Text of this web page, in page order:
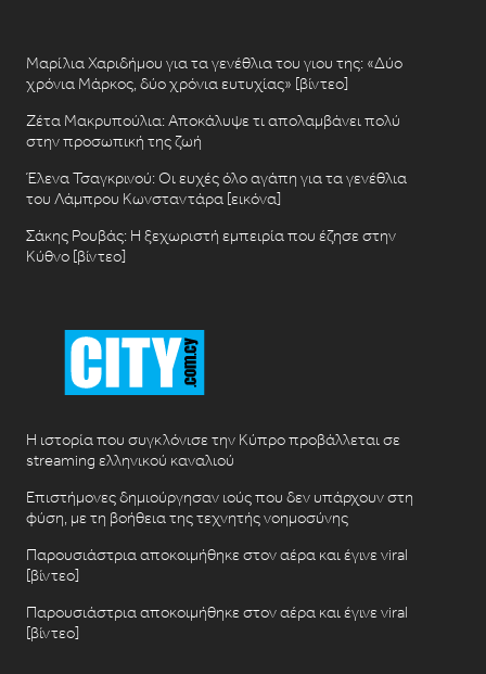
Μαρίλια Χαριδήμου για τα γενέθλια του γιου της: «Δύο
χρόνια Μάρκος, δύο χρόνια ευτυχίας» [βίντεο]
Ζέτα Μακρυπούλια: Αποκάλυψε τι απολαμβάνει πολύ
στην προσωπική της ζωή
Έλενα Τσαγκρινού: Οι ευχές όλο αγάπη για τα γενέθλια
του Λάμπρου Κωνσταντάρα [εικόνα]
Σάκης Ρουβάς: Η ξεχωριστή εμπειρία που έζησε στην
Κύθνο [βίντεο]
Η ιστορία που συγκλόνισε την Κύπρο προβάλλεται σε
streaming ελληνικού καναλιού
Επιστήμονες δημιούργησαν ιούς που δεν υπάρχουν στη
φύση, με τη βοήθεια της τεχνητής νοημοσύνης
Παρουσιάστρια αποκοιμήθηκε στον αέρα και έγινε viral
[βίντεο]
Παρουσιάστρια αποκοιμήθηκε στον αέρα και έγινε viral
[βίντεο]